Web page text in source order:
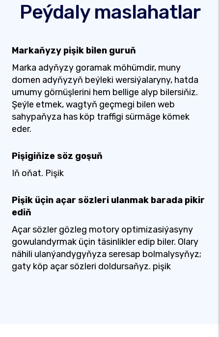
Peýdaly maslahatlar
Markaňyzy pişik bilen guruň
Marka adyňyzy goramak möhümdir, muny
domen adyňyzyň beýleki wersiýalaryny, hatda
umumy görnüşlerini hem bellige alyp bilersiňiz.
Şeýle etmek, wagtyň geçmegi bilen web
sahypaňyza has köp traffigi sürmäge kömek
eder.
Pişigiňize söz goşuň
Iň oňat. Pişik
Pişik üçin açar sözleri ulanmak barada pikir
ediň
Açar sözler gözleg motory optimizasiýasyny
gowulandyrmak üçin täsinlikler edip biler. Olary
nähili ulanýandygyňyza seresap bolmalysyňyz;
gaty köp açar sözleri doldursaňyz. pişik